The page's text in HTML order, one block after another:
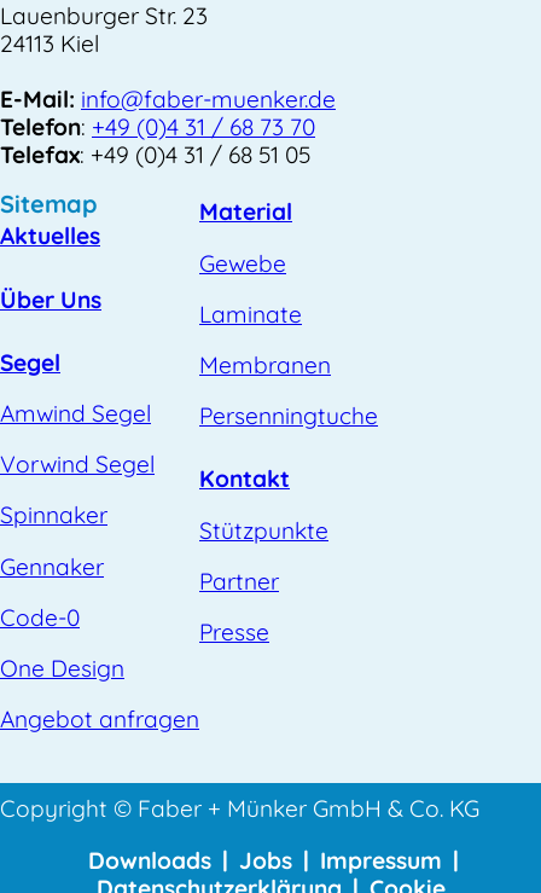
Lauenburger Str. 23
24113 Kiel
E-Mail: info@faber-muenker.de
Telefon: +49 (0)4 31 / 68 73 70
Telefax: +49 (0)4 31 / 68 51 05
Sitemap
Aktuelles
Über Uns
Segel
Amwind Segel
Vorwind Segel
Spinnaker
Gennaker
Code-0
One Design
Angebot anfragen
Material
Gewebe
Laminate
Membranen
Persenningtuche
Kontakt
Stützpunkte
Partner
Presse
Copyright © Faber + Münker GmbH & Co. KG
Downloads | Jobs | Impressum |